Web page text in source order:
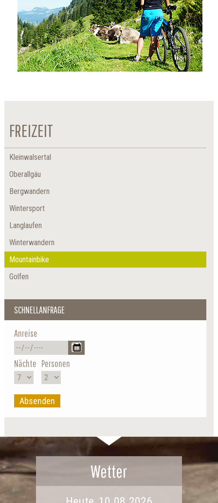
FREIZEIT
Kleinwalsertal
Oberallgäu
Bergwandern
Wintersport
Langlaufen
Winterwandern
Mountainbike
Golfen
SCHNELLANFRAGE
Anreise
Nächte Personen
Absenden
Wetter